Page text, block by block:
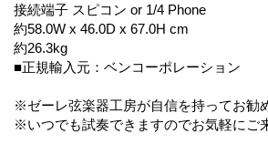
接続端子 スピコン or 1/4 Phone
約58.0W x 46.0D x 67.0H cm
約26.3kg
■正規輸入元：ベンコーポレーション
※ゼーレ弦楽器工房が自信を持ってお勧
※いつでも試奏できますのでお気軽にご